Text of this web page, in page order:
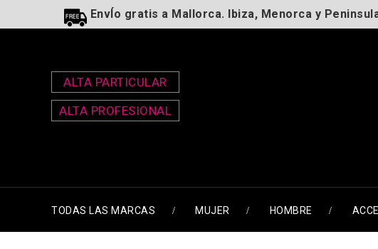
EnvÍo gratis a Mallorca. Ibiza, Menorca y
ALTA PARTICULAR
ALTA PROFESIONAL
TODAS LAS MARCAS MUJER HOMBRE